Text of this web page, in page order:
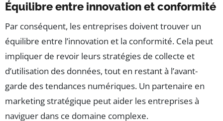
Équilibre entre innovation et conformité
Par conséquent, les entreprises doivent trouver un
équilibre entre l’innovation et la conformité. Cela peut
impliquer de revoir leurs stratégies de collecte et
d’utilisation des données, tout en restant à l’avant-
garde des tendances numériques. Un partenaire en
marketing stratégique peut aider les entreprises à
naviguer dans ce domaine complexe.